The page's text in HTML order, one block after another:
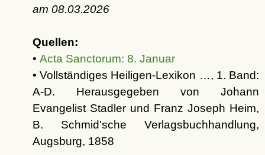
am 08.03.2026
Quellen:
• Acta Sanctorum: 8. Januar
• Vollständiges Heiligen-Lexikon …, 1. Band:
A-D. Herausgegeben von Johann
Evangelist Stadler und Franz Joseph Heim,
B. Schmid'sche Verlagsbuchhandlung,
Augsburg, 1858